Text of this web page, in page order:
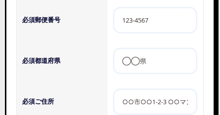
必須郵便番号
必須都道府県
必須ご住所